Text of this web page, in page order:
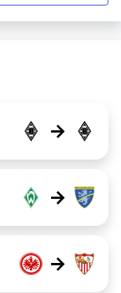
→
→
→